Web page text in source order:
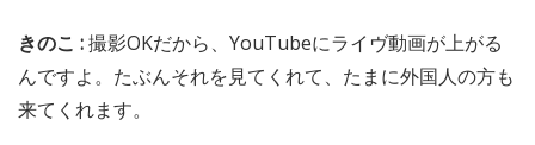
きのこ :撮影OKだから、YouTubeにライヴ動画が上がる
んですよ。たぶんそれを見てくれて、たまに外国人の方も
来てくれます。